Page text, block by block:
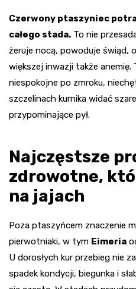
Czerwony ptaszyniec
całego stada. To nie
żeruje nocą, powoduje świąd,
większej inwazji także anemię.
niespokojne po zmroku,
szczelinach kurnika widać
przypominające pył.
Najczęstsze
zdrowotne,
na jajach
Poza ptaszyńcem znaczenie
pierwotniaki, w tym Eimeria
U dorosłych kur przebieg nie
spadek kondycji, biegunka i